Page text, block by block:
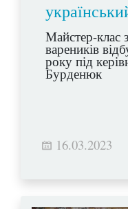
Майстер-клас
вареників
року під
Бурденюк
16.03.2023